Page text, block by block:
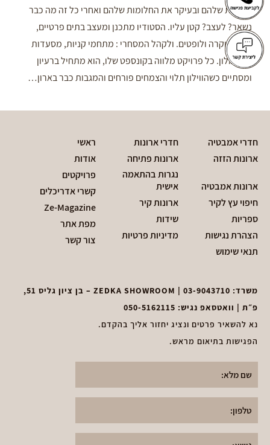
הסודות שלהם ובעיקר את החלומות שלהם ואחרי כל זה מה כבר
נשאר? לעצב? קטן עליו. הסטודיו מתכנן ומעצב בתים פרטיים,
דירות יוקרה ולופטים. ולקהל המסחרי : מתחמי קניות, מסעדות
ובתי מלון. כל פרויקט מלווה בקונספט שלו, הוא מתחיל ברעיון
ומסתיים כשהווילון תלוי והצמחים פורחים והמגבות כבר בארון…
חדרי אמבטיה
חדרי ארונות
ארונות הזזה
ארונות פתיחה
ארונות אמבטיה
נגרות בהתאמה
אישית
חיפוי עץ לקיר
ארונות קיר
ספריות
שידות
הצהרת נגישות
מדיניות פרטיות
תנאי שימוש
ראשי
אודות
פרויקטים
קשרי אדריכלים
Ze-Magazine
מפת אתר
צור קשר
משרד: 03-9043710
| ZEDKA SHOWROOM – בן ציון גליס 51,
פ״ת | וואטסאפ נגיש: 050-5162115
נא להשאיר פרטים ונציג יחזור אליך בהקדם.
הפגישות בתיאום מראש.